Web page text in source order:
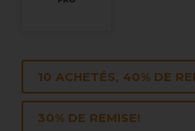
10 ACHETÉS, 40% DE
30% DE REMISE!